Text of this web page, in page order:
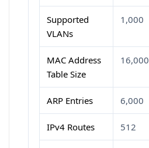
Supported
VLANs
1,000
MAC Address
Table Size
16,000
ARP Entries 6,000
IPv4 Routes 512